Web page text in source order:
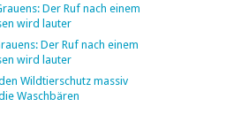
Der Ruf nach einem
wird lauter
Der Ruf nach einem
wird lauter
Wildtierschutz massiv
Waschbären